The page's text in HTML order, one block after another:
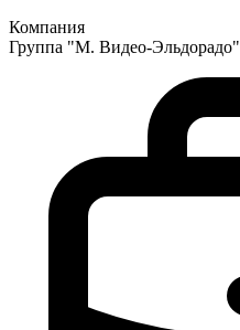
Компания
Группа "М. Видео-Эльдорадо"